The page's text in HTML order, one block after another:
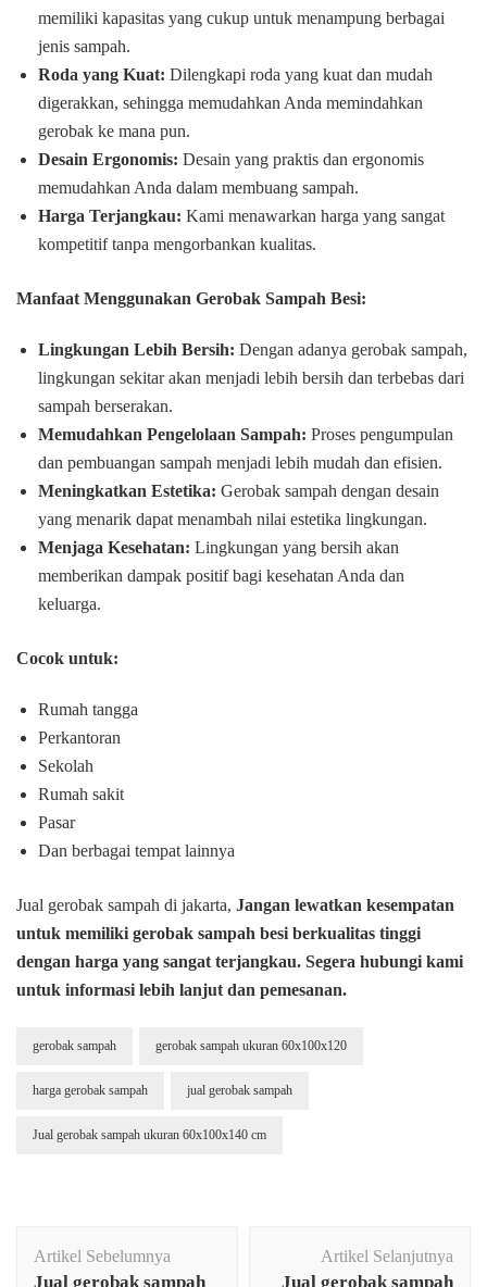
memiliki kapasitas yang cukup untuk menampung berbagai
jenis sampah.
Roda yang Kuat: Dilengkapi roda yang kuat dan mudah
digerakkan, sehingga memudahkan Anda memindahkan
gerobak ke mana pun.
Desain Ergonomis: Desain yang praktis dan ergonomis
memudahkan Anda dalam membuang sampah.
Harga Terjangkau: Kami menawarkan harga yang sangat
kompetitif tanpa mengorbankan kualitas.
Manfaat Menggunakan Gerobak Sampah Besi:
Lingkungan Lebih Bersih: Dengan adanya gerobak sampah,
lingkungan sekitar akan menjadi lebih bersih dan terbebas dari
sampah berserakan.
Memudahkan Pengelolaan Sampah: Proses pengumpulan
dan pembuangan sampah menjadi lebih mudah dan efisien.
Meningkatkan Estetika: Gerobak sampah dengan desain
yang menarik dapat menambah nilai estetika lingkungan.
Menjaga Kesehatan: Lingkungan yang bersih akan
memberikan dampak positif bagi kesehatan Anda dan
keluarga.
Cocok untuk:
Rumah tangga
Perkantoran
Sekolah
Rumah sakit
Pasar
Dan berbagai tempat lainnya
Jual gerobak sampah di jakarta, Jangan lewatkan kesempatan
untuk memiliki gerobak sampah besi berkualitas tinggi
dengan harga yang sangat terjangkau. Segera hubungi kami
untuk informasi lebih lanjut dan pemesanan.
gerobak sampah gerobak sampah ukuran 60x100x120
harga gerobak sampah jual gerobak sampah
Jual gerobak sampah ukuran 60x100x140 cm
Artikel
Artikel Sebelumnya
Jual gerobak sampah
Artikel Selanjutnya
Jual gerobak sampah